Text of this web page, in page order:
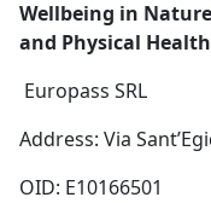
Wellbeing in
and Physical Health
Europass SRL
Address: Via
OID: E10166501